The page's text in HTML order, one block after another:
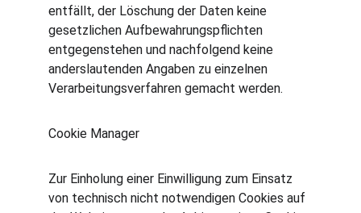
entfällt, der Löschung der Daten keine
gesetzlichen Aufbewahrungspflichten
entgegenstehen und nachfolgend keine
anderslautenden Angaben zu einzelnen
Verarbeitungsverfahren gemacht werden.
Cookie Manager
Zur Einholung einer Einwilligung zum Einsatz
von technisch nicht notwendigen Cookies auf